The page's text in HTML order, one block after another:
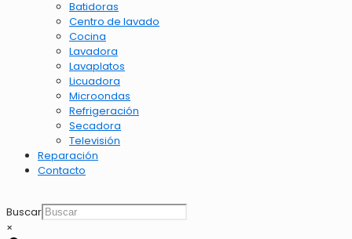
Batidoras
Centro de lavado
Cocina
Lavadora
Lavaplatos
Licuadora
Microondas
Refrigeración
Secadora
Televisión
Reparación
Contacto
Buscar
×